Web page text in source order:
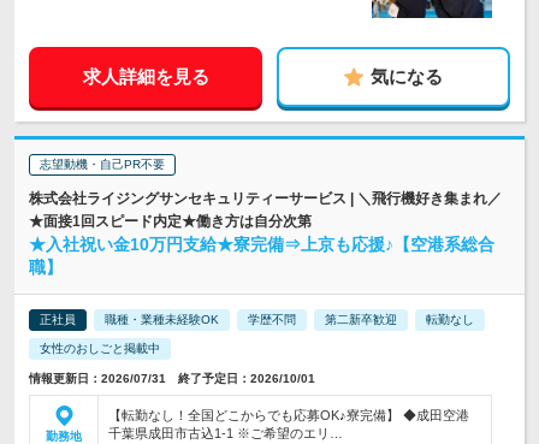
求人詳細を見る 気になる
志望動機・自己PR不要
株式会社ライジングサンセキュリティーサービス | ＼飛行機好き集まれ／
★面接1回スピード内定★働き方は自分次第
★入社祝い金10万円支給★寮完備⇒上京も応援♪【空港系総合
職】
正社員 職種・業種未経験OK 学歴不問 第二新卒歓迎 転勤なし
女性のおしごと掲載中
情報更新日：2026/07/31 終了予定日：2026/10/01
勤務地
【転勤なし！全国どこからでも応募OK♪寮完備】 ◆成田空港
千葉県成田市古込1-1 ※ご希望のエリ…